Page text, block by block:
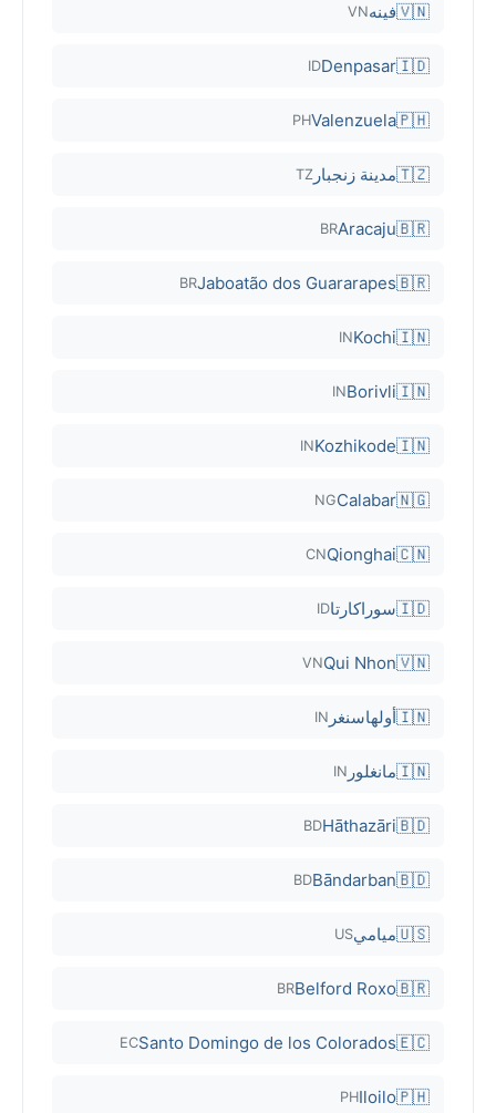
🇻🇳فينهVN
🇮🇩
Denpasar
ID
🇵🇭
Valenzuela
PH
🇹🇿مدينة زنجبار TZ
🇧🇷
Aracaju
BR
🇧🇷
Jaboatão dos Guararapes
BR
🇮🇳
Kochi
IN
🇮🇳
Borivli
IN
🇮🇳
Kozhikode
IN
🇳🇬
Calabar
NG
🇨🇳
Qionghai
CN
🇮🇩سوراكارتاID
🇻🇳
Qui Nhon
VN
🇮🇳أولهاسنغر IN
🇮🇳مانغلور IN
🇧🇩
Hāthazāri
BD
🇧🇩
Bāndarban
BD
🇺🇸مياميUS
🇧🇷
Belford Roxo
BR
🇪🇨
Santo Domingo de los Colorados
EC
🇵🇭
Iloilo
PH